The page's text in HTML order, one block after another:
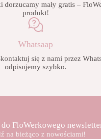
dorzucamy mały gratis –
produkt!
Whatsaap
się z nami przez
odpisujemy szybko.
FloWerkowego
na bieżąco z nowościami!